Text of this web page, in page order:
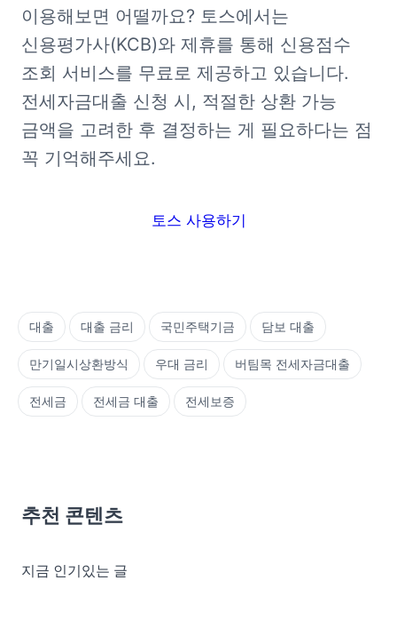
이용해보면 어떨까요? 토스에서는
신용평가사(KCB)와 제휴를 통해 신용점수
조회 서비스를 무료로 제공하고 있습니다.
전세자금대출 신청 시, 적절한 상환 가능
금액을 고려한 후 결정하는 게 필요하다는 점
꼭 기억해주세요.
토스 사용하기
대출 대출 금리 국민주택기금 담보 대출
만기일시상환방식 우대 금리 버팀목 전세자금대출
전세금 전세금 대출 전세보증
추천 콘텐츠
지금 인기있는 글